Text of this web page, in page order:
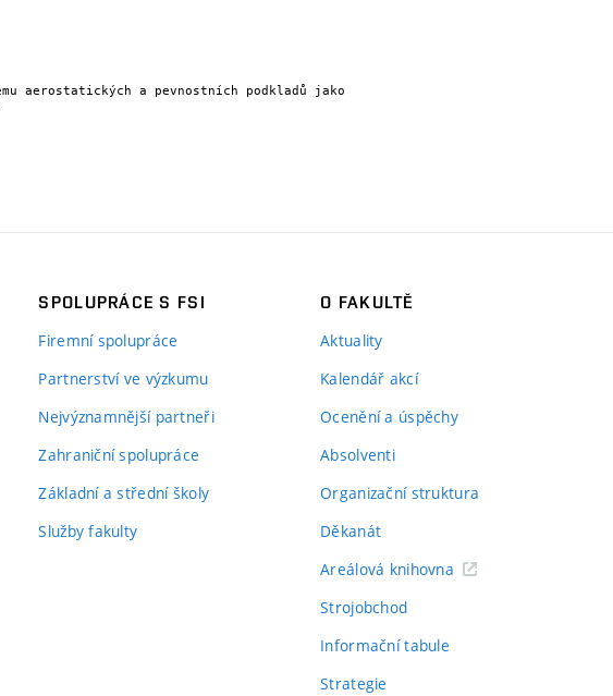
SPOLUPRÁCE S FSI
Firemní spolupráce
Partnerství ve výzkumu
Nejvýznamnější partneři
Zahraniční spolupráce
Základní a střední školy
Služby fakulty
O FAKULTĚ
Aktuality
Kalendář akcí
Ocenění a úspěchy
Absolventi
Organizační struktura
Děkanát
Areálová knihovna
Strojobchod
Informační tabule
Strategie